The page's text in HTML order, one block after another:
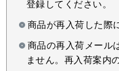
登録してください。
商品が再入荷した際
商品の再入荷メール
ません。再入荷案内